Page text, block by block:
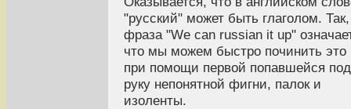
"русский" может быть глаголом. Так,
фраза "We can russian it up"
что мы можем быстро починить это
при помощи первой попавшейся под
руку непонятной фигни, палок и
изоленты.